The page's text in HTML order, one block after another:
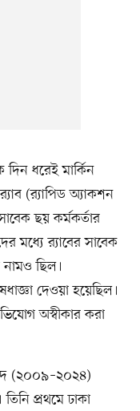
ধরেই মার্কিন
(র‍্যাপিড অ্যাকশন
ছয় কর্মকর্তার
মধ্যে র‍্যাবের সাবেক
ছিল।
দেওয়া হয়েছিল।
অস্বীকার করা
(২০০৯–২০২৪)
প্রথমে ঢাকা